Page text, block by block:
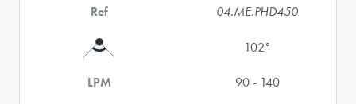
Ref 04.ME.PHD450
102°
LPM 90 - 140